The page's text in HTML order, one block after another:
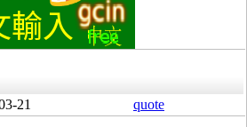
21 quote